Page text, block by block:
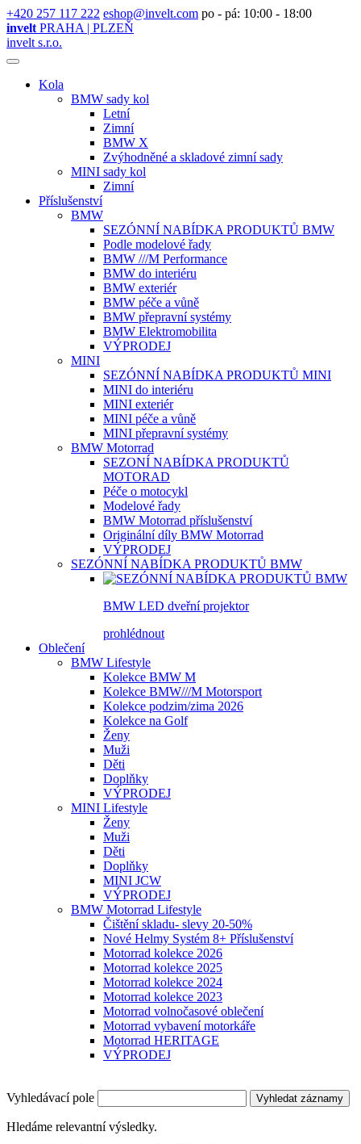
+420 257 117 222 eshop@invelt.com po - pá: 10:00 - 18:00
invelt PRAHA | PLZEŇ
invelt s.r.o.
Kola
BMW sady kol
Letní
Zimní
BMW X
Zvýhodněné a skladové zimní sady
MINI sady kol
Zimní
Příslušenství
BMW
SEZÓNNÍ NABÍDKA PRODUKTŮ BMW
Podle modelové řady
BMW ///M Performance
BMW do interiéru
BMW exteriér
BMW péče a vůně
BMW přepravní systémy
BMW Elektromobilita
VÝPRODEJ
MINI
SEZÓNNÍ NABÍDKA PRODUKTŮ MINI
MINI do interiéru
MINI exteriér
MINI péče a vůně
MINI přepravní systémy
BMW Motorrad
SEZONÍ NABÍDKA PRODUKTŮ
MOTORAD
Péče o motocykl
Modelové řady
BMW Motorrad příslušenství
Originální díly BMW Motorrad
VÝPRODEJ
SEZÓNNÍ NABÍDKA PRODUKTŮ BMW
BMW LED dveřní projektor
prohlédnout
Oblečení
BMW Lifestyle
Kolekce BMW M
Kolekce BMW///M Motorsport
Kolekce podzim/zima 2026
Kolekce na Golf
Ženy
Muži
Děti
Doplňky
VÝPRODEJ
MINI Lifestyle
Ženy
Muži
Děti
Doplňky
MINI JCW
VÝPRODEJ
BMW Motorrad Lifestyle
Čištění skladu- slevy 20-50%
Nové Helmy Systém 8+ Příslušenství
Motorrad kolekce 2026
Motorrad kolekce 2025
Motorrad kolekce 2024
Motorrad kolekce 2023
Motorrad volnočasové oblečení
Motorrad vybavení motorkáře
Motorrad HERITAGE
VÝPRODEJ
Vyhledávací pole Vyhledat záznamy
Hledáme relevantní výsledky.